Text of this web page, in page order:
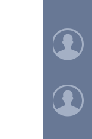
c
c